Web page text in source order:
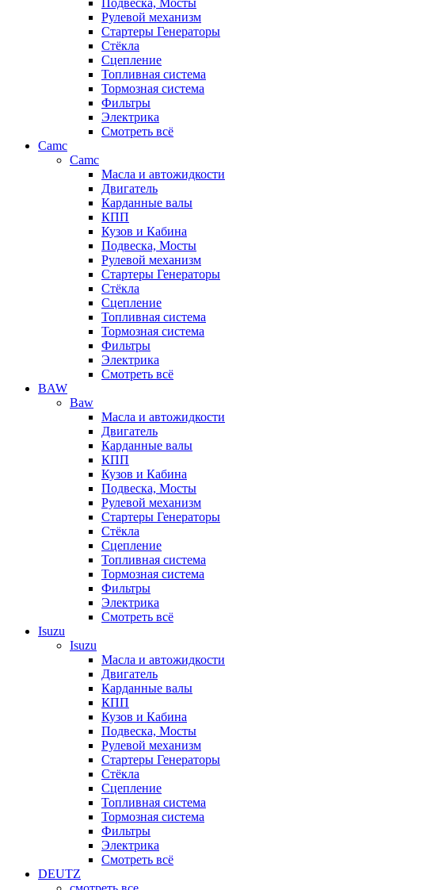
Подвеска, Мосты
Рулевой механизм
Стартеры Генераторы
Стёкла
Сцепление
Топливная система
Тормозная система
Фильтры
Электрика
Смотреть всё
Camc
Camc
Масла и автожидкости
Двигатель
Карданные валы
КПП
Кузов и Кабина
Подвеска, Мосты
Рулевой механизм
Стартеры Генераторы
Стёкла
Сцепление
Топливная система
Тормозная система
Фильтры
Электрика
Смотреть всё
BAW
Baw
Масла и автожидкости
Двигатель
Карданные валы
КПП
Кузов и Кабина
Подвеска, Мосты
Рулевой механизм
Стартеры Генераторы
Стёкла
Сцепление
Топливная система
Тормозная система
Фильтры
Электрика
Смотреть всё
Isuzu
Isuzu
Масла и автожидкости
Двигатель
Карданные валы
КПП
Кузов и Кабина
Подвеска, Мосты
Рулевой механизм
Стартеры Генераторы
Стёкла
Сцепление
Топливная система
Тормозная система
Фильтры
Электрика
Смотреть всё
DEUTZ